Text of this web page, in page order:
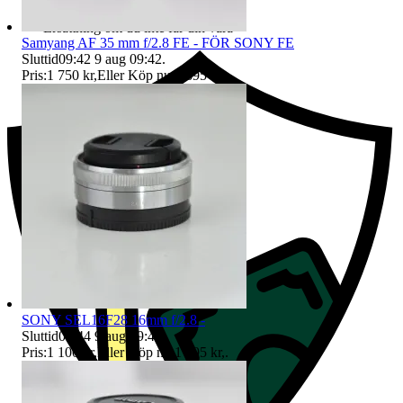
Samyang AF 35 mm f/2.8 FE - FÖR SONY FE
Sluttid09:42 9 aug 09:42.
Pris:1 750 kr,Eller Köp nu 1 895 kr ,.
SONY SEL16F28 16mm f/2.8 -
Sluttid09:44 9 aug 09:44
.
Pris:1 100 kr,Eller Köp nu 1 495 kr,.